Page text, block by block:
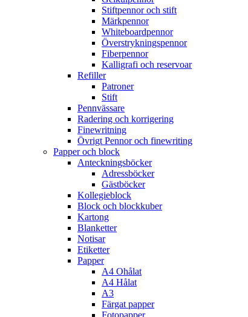
Stiftpennor och stift
Märkpennor
Whiteboardpennor
Överstrykningspennor
Fiberpennor
Kalligrafi och reservoar
Refiller
Patroner
Stift
Pennvässare
Radering och korrigering
Finewritning
Övrigt Pennor och finewriting
Papper och block
Anteckningsböcker
Adressböcker
Gästböcker
Kollegieblock
Block och blockkuber
Kartong
Blanketter
Notisar
Etiketter
Papper
A4 Ohålat
A4 Hålat
A3
Färgat papper
Fotopapper